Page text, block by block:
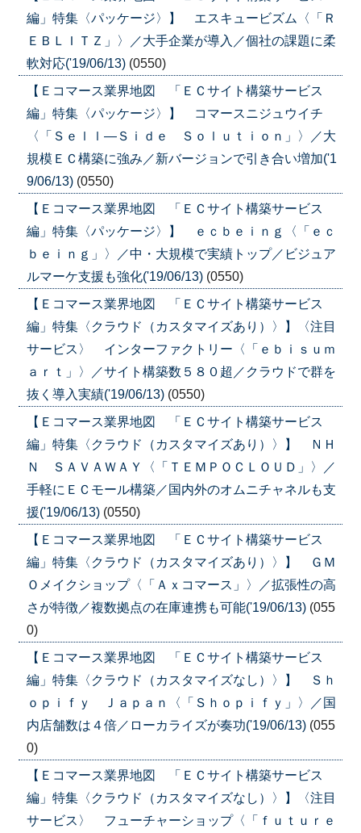
編」特集〈パッケージ〉】 エスキュービズム〈「Ｒ
ＥＢＬＩＴＺ」〉／大手企業が導入／個社の課題に柔
軟対応('19/06/13) (0550)
【Ｅコマース業界地図 「ＥＣサイト構築サービス
編」特集〈パッケージ〉】 コマースニジュウイチ
〈「Ｓｅｌｌ―Ｓｉｄｅ Ｓｏｌｕｔｉｏｎ」〉／大
規模ＥＣ構築に強み／新バージョンで引き合い増加('1
9/06/13) (0550)
【Ｅコマース業界地図 「ＥＣサイト構築サービス
編」特集〈パッケージ〉】 ｅｃｂｅｉｎｇ〈「ｅｃ
ｂｅｉｎｇ」〉／中・大規模で実績トップ／ビジュア
ルマーケ支援も強化('19/06/13) (0550)
【Ｅコマース業界地図 「ＥＣサイト構築サービス
編」特集〈クラウド（カスタマイズあり）〉】〈注目
サービス〉 インターファクトリー〈「ｅｂｉｓｕｍ
ａｒｔ」〉／サイト構築数５８０超／クラウドで群を
抜く導入実績('19/06/13) (0550)
【Ｅコマース業界地図 「ＥＣサイト構築サービス
編」特集〈クラウド（カスタマイズあり）〉】 ＮＨ
Ｎ ＳＡＶＡＷＡＹ〈「ＴＥＭＰＯＣＬＯＵＤ」〉／
手軽にＥＣモール構築／国内外のオムニチャネルも支
援('19/06/13) (0550)
【Ｅコマース業界地図 「ＥＣサイト構築サービス
編」特集〈クラウド（カスタマイズあり）〉】 ＧＭ
Ｏメイクショップ〈「Ａｘコマース」〉／拡張性の高
さが特徴／複数拠点の在庫連携も可能('19/06/13) (055
0)
【Ｅコマース業界地図 「ＥＣサイト構築サービス
編」特集〈クラウド（カスタマイズなし）〉】 Ｓｈ
ｏｐｉｆｙ Ｊａｐａｎ〈「Ｓｈｏｐｉｆｙ」〉／国
内店舗数は４倍／ローカライズが奏功('19/06/13) (055
0)
【Ｅコマース業界地図 「ＥＣサイト構築サービス
編」特集〈クラウド（カスタマイズなし）〉】〈注目
サービス〉 フューチャーショップ〈「ｆｕｔｕｒｅ